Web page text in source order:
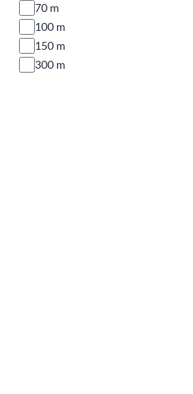
70 m
100 m
150 m
300 m